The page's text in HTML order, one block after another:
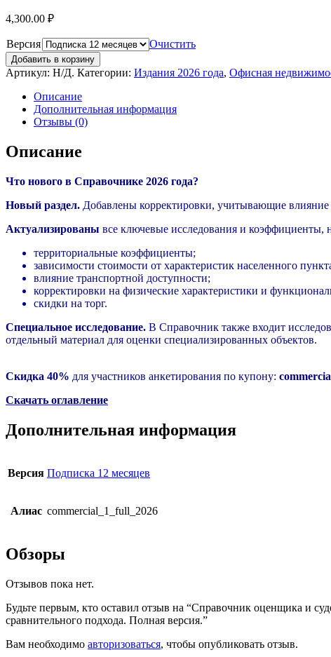
4,300.00 ₽
Версия Очистить
Добавить в корзину
Артикул: Н/Д. Категории: Издания 2026 года, Офисная
Описание
Дополнительная информация
Отзывы (0)
Описание
Что нового в Справочнике 2026 года?
Новый раздел. Добавлены корректировки, учитывающие влияние
Актуализированы все ключевые исследования и
территориальные коэффициенты;
зависимости стоимости от характеристик населенного
влияние транспортной доступности;
корректировки на физические характеристики и
скидки на торг.
Специальное исследование. В Справочник также входит
отдельный материал для оценки специализированных объектов.
Скидка 40% для участников анкетирования по купону:
Скачать оглавление
Дополнительная информация
Версия Подписка 12 месяцев
Алиас commercial_1_full_2026
Обзоры
Отзывов пока нет.
Будьте первым, кто оставил отзыв на “Справочник оценщика и
сравнительного подхода. Полная версия.”
Вам необходимо авторизоваться, чтобы опубликовать отзыв.